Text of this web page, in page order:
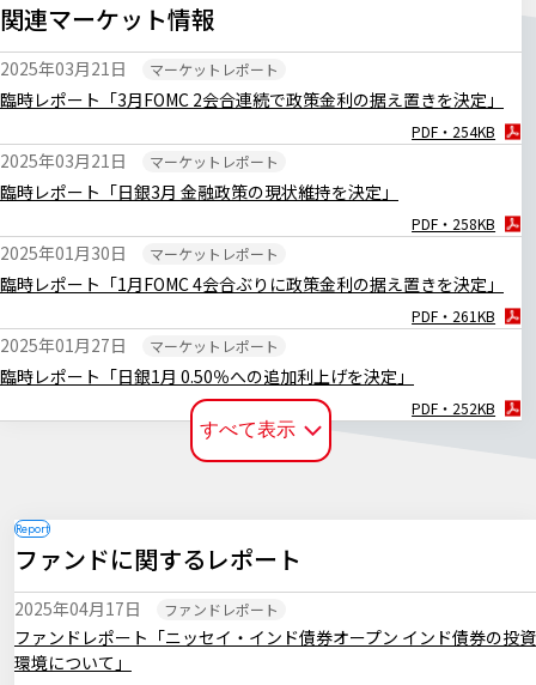
関連マーケット情報
臨時レポート「3月FOMC 2会合連続で政策金利の据え置きを決定」
2025年03月21日 マーケットレポート
PDF・254KB
臨時レポート「日銀3月 金融政策の現状維持を決定」
2025年03月21日 マーケットレポート
PDF・258KB
臨時レポート「1月FOMC 4会合ぶりに政策金利の据え置きを決定」
2025年01月30日 マーケットレポート
PDF・261KB
臨時レポート「日銀1月 0.50％への追加利上げを決定」
2025年01月27日 マーケットレポート
PDF・252KB
臨時レポート「日銀12月 金融政策の現状維持を決定」
マーケットレポート
臨時レポート「12月FOMC 3会合連続で利下げを決定」
2024年12月19日
PDF・256KB
臨時レポート「11月FOMC 2会合連続で利下げを決定」
2024年11月08日 マーケットレポート
すべて表示
ファンドに関するレポート
ファンドレポート「ニッセイ・インド債券オープン インド債券の投資
環境について」
2025年04月17日 ファンドレポート